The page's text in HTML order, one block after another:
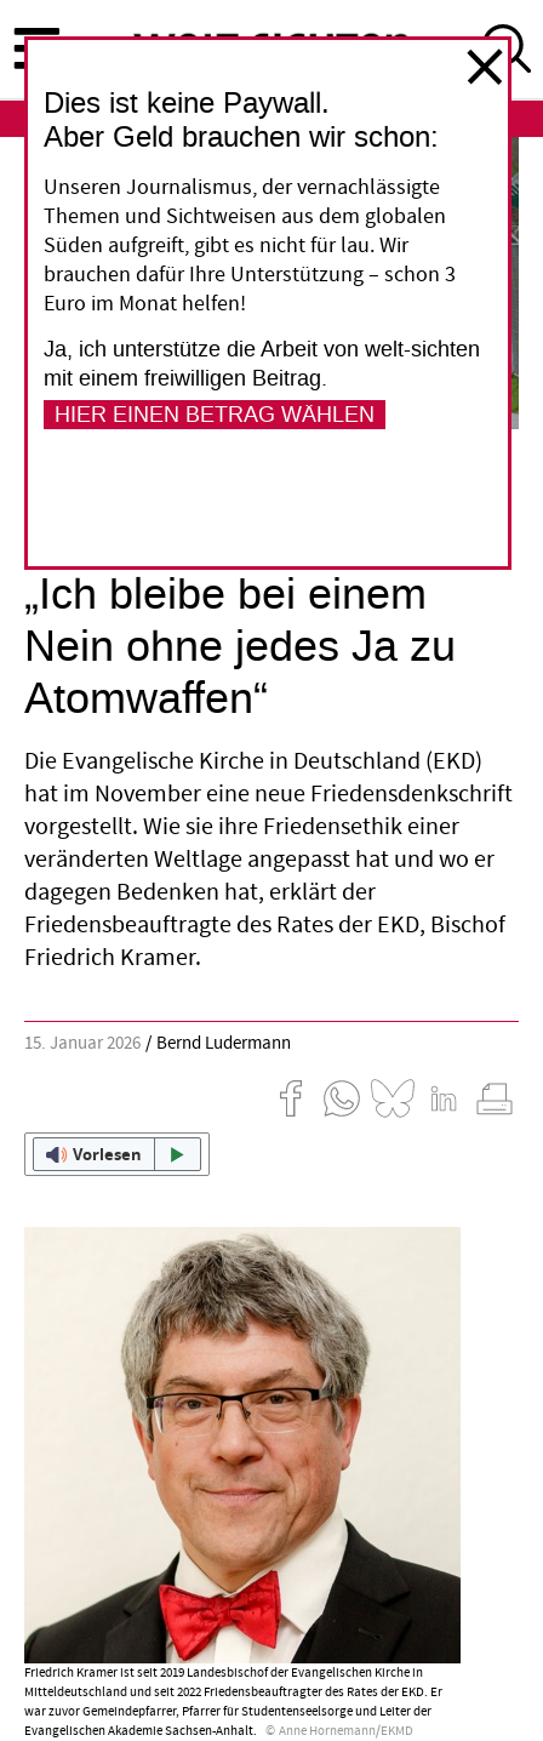
zum
Inhalt
ABO
„Ich bleibe bei einem
Nein ohne jedes Ja zu
Atomwaffen“
Die Evangelische Kirche in Deutschland (EKD)
hat im November eine neue Friedensdenkschrift
vorgestellt. Wie sie ihre Friedensethik einer
veränderten Weltlage angepasst hat und wo er
dagegen Bedenken hat, erklärt der
Friedensbeauftragte des Rates der EKD, Bischof
Friedrich Kramer.
15. Januar 2026 Bernd Ludermann
Vorlesen
Friedrich Kramer ist seit 2019 Landesbischof der ­Evan­ge­li­schen Kirche in
Mitteldeutschland und seit 2022 Friedensbeauftragter des Rates der EKD. Er
war zuvor Gemeindepfarrer, Pfarrer für Studen­tenseelsorge und Leiter der
Evangelischen Akademie Sachsen-Anhalt.
Anne Hornemann/EKMD
Dies ist keine Paywall.
Aber Geld brauchen wir schon:
Unseren Journalismus, der vernachlässigte
Themen und Sichtweisen aus dem globalen
Süden aufgreift, gibt es nicht für lau. Wir
brauchen dafür Ihre Unterstützung – schon 3
Euro im Monat helfen!
Ja, ich unterstütze die Arbeit von welt-sichten
mit einem freiwilligen Beitrag.
HIER EINEN BETRAG WÄHLEN